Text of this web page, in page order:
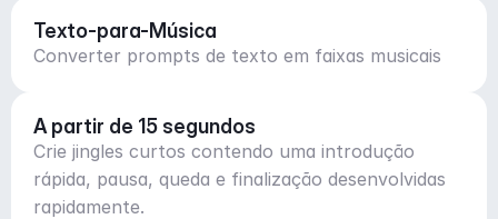
Texto-para-Música
Converter prompts de texto em faixas musicais
A partir de 15 segundos
Crie jingles curtos contendo uma introdução
rápida, pausa, queda e finalização desenvolvidas
rapidamente.